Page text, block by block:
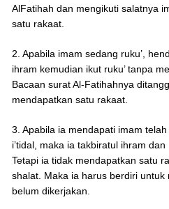
AlFatihah dan mengikuti salatnya
satu rakaat.
2. Apabila imam sedang ruku’,
ihram kemudian ikut ruku’ tanpa
Bacaan surat Al-Fatihahnya
mendapatkan satu rakaat.
3. Apabila ia mendapati imam
i’tidal, maka ia takbiratul ihram
Tetapi ia tidak mendapatkan satu
shalat. Maka ia harus berdiri untuk
belum dikerjakan.